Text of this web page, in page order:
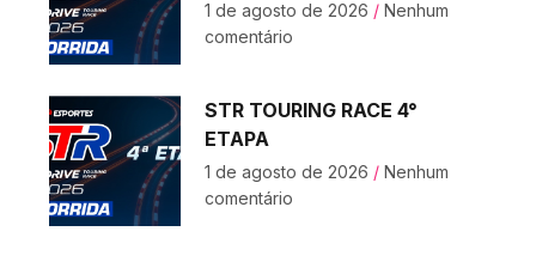
1 de agosto de 2026 Nenhum
comentário
STR TOURING RACE 4°
ETAPA
1 de agosto de 2026 Nenhum
comentário